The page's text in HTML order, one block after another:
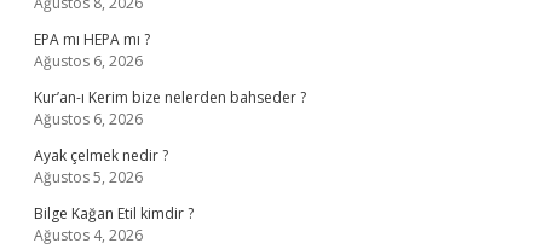
EPA mı HEPA mı ?
Ağustos 6, 2026
Kur’an-ı Kerim bize nelerden bahseder ?
Ağustos 6, 2026
Ayak çelmek nedir ?
Ağustos 5, 2026
Bilge Kağan Etil kimdir ?
Ağustos 4, 2026